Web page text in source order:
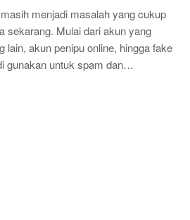
menjadi masalah yang cukup
sekarang. Mulai dari akun yang
lain, akun penipu online, hingga fake
gunakan untuk spam dan…